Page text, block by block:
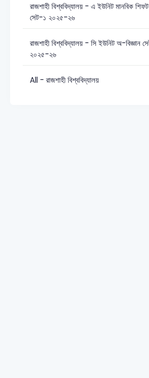
রাজশাহী বিশ্ববিদ্যালয় - এ ইউনিট মানবিক
সেট-১ ২০২৫-২৬
রাজশাহী বিশ্ববিদ্যালয় - সি ইউনিট অ-বিজ্ঞান
২০২৫-২৬
All - রাজশাহী বিশ্ববিদ্যালয়